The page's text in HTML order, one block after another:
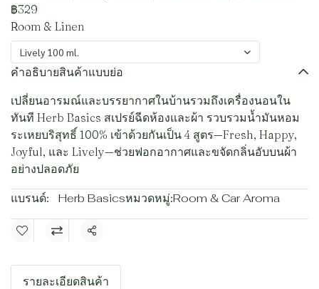
฿329
Room & Linen
Lively 100 ml.
คำอธิบายสินค้าแบบย่อ
เปลี่ยนอารมณ์และบรรยากาศในบ้านรวมถึงเครื่องนอนใน
ทันที Herb Basics สเปรย์ฉีดห้องและผ้า รวบรวมน้ำมันหอม
ระเหยบริสุทธิ์ 100% เข้าด้วยกันเป็น 4 สูตร—Fresh, Happy,
Joyful, และ Lively—ช่วยฟอกอากาศและขจัดกลิ่นอับบนผ้า
อย่างปลอดภัย
แบรนด์: Herb Basicsหมวดหมู่:Room & Car Aroma
แชร์
รายละเอียดสินค้า